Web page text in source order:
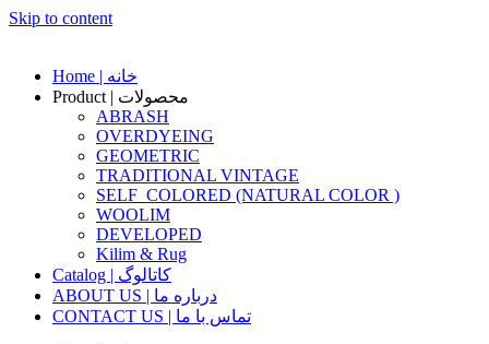
Skip to content
Home | خانه
Product | محصولات
ABRASH
OVERDYEING
GEOMETRIC
TRADITIONAL VINTAGE
SELF_COLORED (NATURAL COLOR )
WOOLIM
DEVELOPED
Kilim & Rug
Catalog | کاتالوگ
ABOUT US | درباره ما
CONTACT US | تماس با ما